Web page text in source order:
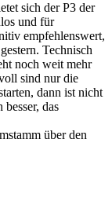
sich der P3 der
und für
empfehlenswert,
Technisch
noch weit mehr
sind nur die
dann ist nicht
das
über den